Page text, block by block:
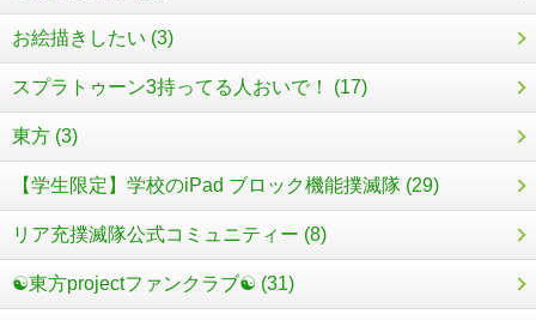
お絵描きしたい (3)
スプラトゥーン3持ってる人おいで！ (17)
東方 (3)
【学生限定】学校のiPad ブロック機能撲滅隊 (29)
リア充撲滅隊公式コミュニティー (8)
☯東方projectファンクラブ☯ (31)